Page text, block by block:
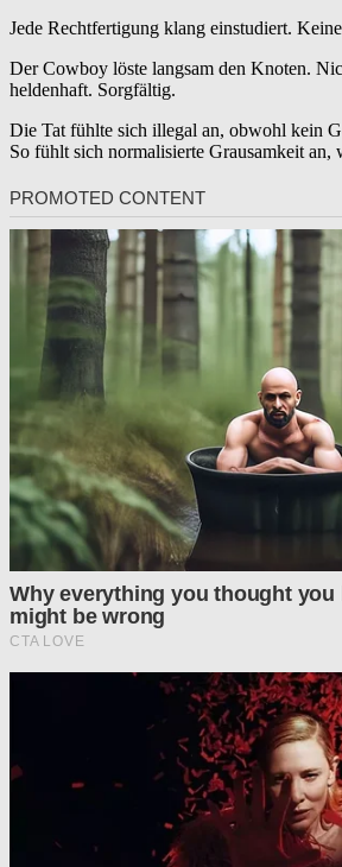
Jede Rechtfertigung klang einstudiert.
Der Cowboy löste langsam den Knoten.
heldenhaft. Sorgfältig.
Die Tat fühlte sich illegal an, obwohl kein
So fühlt sich normalisierte Grausamkeit an,